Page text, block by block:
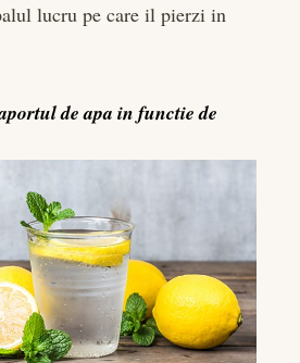
lucru pe care il pierzi in
de apa in functie de